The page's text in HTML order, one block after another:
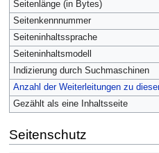
Seitenlänge (in Bytes)
Seitenkennnummer
Seiteninhaltssprache
Seiteninhaltsmodell
Indizierung durch Suchmaschinen
Anzahl der Weiterleitungen zu
Gezählt als eine Inhaltsseite
Seitenschutz